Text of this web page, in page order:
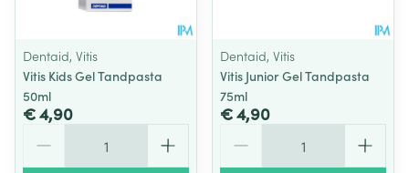
Dentaid, Vitis
Vitis Kids Gel Tandpasta
50ml
€ 4,90
Dentaid, Vitis
Vitis Junior Gel Tandpasta
75ml
€ 4,90